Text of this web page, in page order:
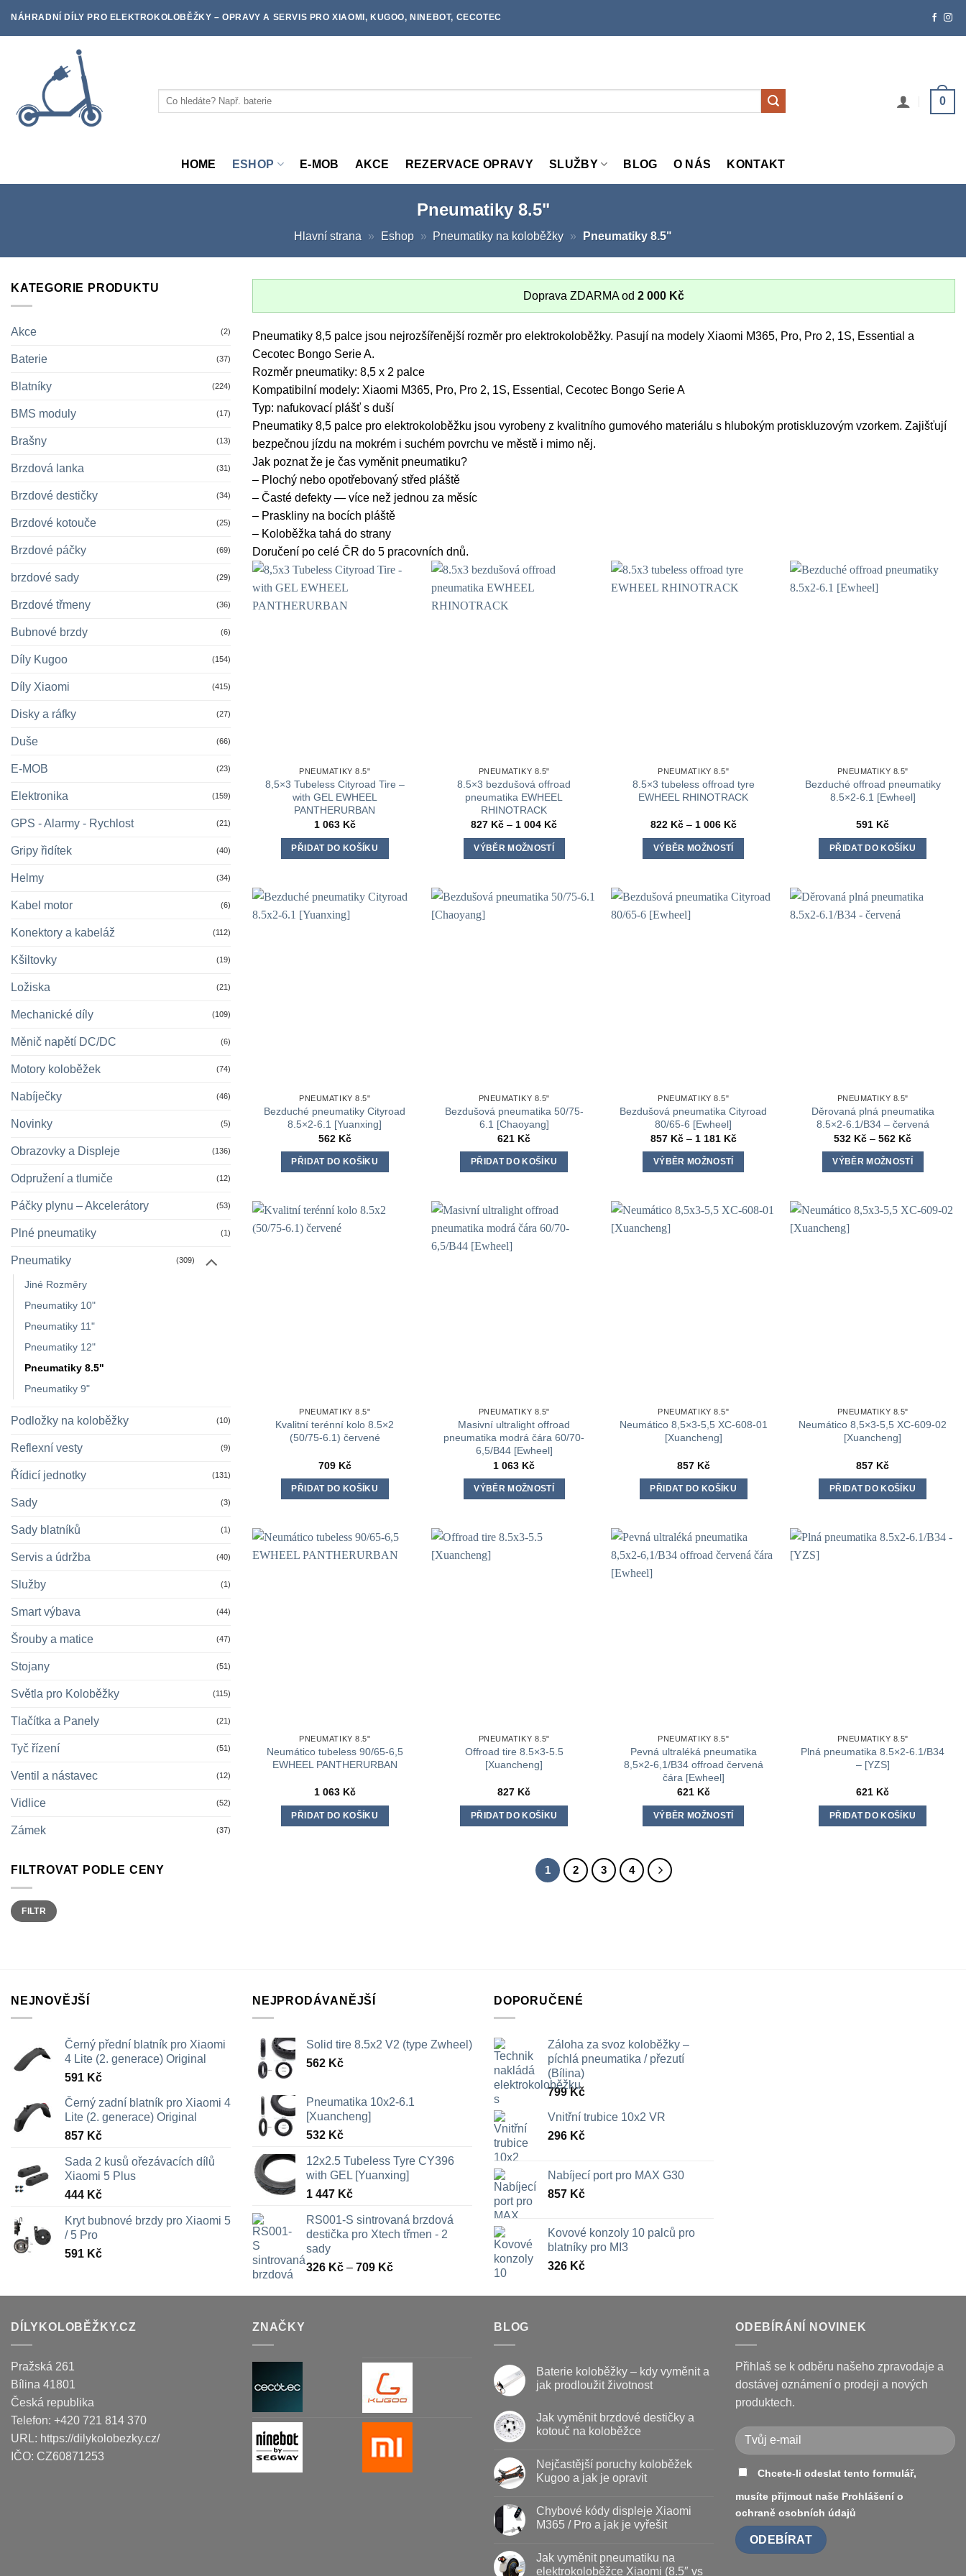
NÁHRADNÍ DÍLY PRO ELEKTROKOLOBĚŽKY – OPRAVY A SERVIS PRO XIAOMI, KUGOO, NINEBOT, CECOTEC
Hledat: 0
HOME ESHOP E-MOB AKCE REZERVACE OPRAVY SLUŽBY BLOG O NÁS KONTAKT
Pneumatiky 8.5"
Hlavní strana » Eshop » Pneumatiky na koloběžky » Pneumatiky 8.5"
KATEGORIE PRODUKTU
Akce (2)
Baterie (37)
Blatníky (224)
BMS moduly (17)
Brašny (13)
Brzdová lanka (31)
Brzdové destičky (34)
Brzdové kotouče (25)
Brzdové páčky (69)
brzdové sady (29)
Brzdové třmeny (36)
Bubnové brzdy (6)
Díly Kugoo (154)
Díly Xiaomi (415)
Disky a ráfky (27)
Duše (66)
E-MOB (23)
Elektronika (159)
GPS - Alarmy - Rychlost (21)
Gripy řidítek (40)
Helmy (34)
Kabel motor (6)
Konektory a kabeláž (112)
Kšiltovky (19)
Ložiska (21)
Mechanické díly (109)
Měnič napětí DC/DC (6)
Motory koloběžek (74)
Nabíječky (46)
Novinky (5)
Obrazovky a Displeje (136)
Odpružení a tlumiče (12)
Páčky plynu – Akcelerátory (53)
Plné pneumatiky (1)
Pneumatiky (309)
Jiné Rozměry
Pneumatiky 10"
Pneumatiky 11"
Pneumatiky 12"
Pneumatiky 8.5"
Pneumatiky 9"
Podložky na koloběžky (10)
Reflexní vesty (9)
Řídicí jednotky (131)
Sady (3)
Sady blatníků (1)
Servis a údržba (40)
Služby (1)
Smart výbava (44)
Šrouby a matice (47)
Stojany (51)
Světla pro Koloběžky (115)
Tlačítka a Panely (21)
Tyč řízení (51)
Ventil a nástavec (12)
Vidlice (52)
Zámek (37)
FILTROVAT PODLE CENY
Minimální
cena
Maximální
cenaFILTR
Doprava ZDARMA od 2 000 Kč
Pneumatiky 8,5 palce jsou nejrozšířenější rozměr pro elektrokoloběžky. Pasují na modely Xiaomi M365, Pro, Pro 2, 1S, Essential a
Cecotec Bongo Serie A.
Rozměr pneumatiky: 8,5 x 2 palce
Kompatibilní modely: Xiaomi M365, Pro, Pro 2, 1S, Essential, Cecotec Bongo Serie A
Typ: nafukovací plášť s duší
Pneumatiky 8,5 palce pro elektrokoloběžku jsou vyrobeny z kvalitního gumového materiálu s hlubokým protiskluzovým vzorkem. Zajišťují
bezpečnou jízdu na mokrém i suchém povrchu ve městě i mimo něj.
Jak poznat že je čas vyměnit pneumatiku?
– Plochý nebo opotřebovaný střed pláště
– Časté defekty — více než jednou za měsíc
– Praskliny na bocích pláště
– Koloběžka tahá do strany
Doručení po celé ČR do 5 pracovních dnů.
PNEUMATIKY 8.5"
8,5×3 Tubeless Cityroad Tire –
with GEL EWHEEL
PANTHERURBAN
1 063 Kč
PŘIDAT DO KOŠÍKU
PNEUMATIKY 8.5"
8.5×3 bezdušová offroad
pneumatika EWHEEL
RHINOTRACK
827 Kč – 1 004 KčRozpětí
VÝBĚR MOŽNOSTÍ
má
PNEUMATIKY 8.5"
8.5×3 tubeless offroad tyre
EWHEEL RHINOTRACK
822 Kč – 1 006 KčRozpětí
VÝBĚR MOŽNOSTÍ
má
PNEUMATIKY 8.5"
Bezduché offroad pneumatiky
8.5×2-6.1 [Ewheel]
591 Kč
PŘIDAT DO KOŠÍKU
PNEUMATIKY 8.5"
Bezduché pneumatiky Cityroad
8.5×2-6.1 [Yuanxing]
562 Kč
PŘIDAT DO KOŠÍKU
PNEUMATIKY 8.5"
Bezdušová pneumatika 50/75-
6.1 [Chaoyang]
621 Kč
PŘIDAT DO KOŠÍKU
PNEUMATIKY 8.5"
Bezdušová pneumatika Cityroad
80/65-6 [Ewheel]
857 Kč – 1 181 KčRozpětí
VÝBĚR MOŽNOSTÍ
má
PNEUMATIKY 8.5"
Děrovaná plná pneumatika
8.5×2-6.1/B34 – červená
532 Kč – 562 KčRozpětí
532 Kč
až
VÝBĚR MOŽNOSTÍ
má
PNEUMATIKY 8.5"
Kvalitní terénní kolo 8.5×2
(50/75-6.1) červené
709 Kč
PŘIDAT DO KOŠÍKU
PNEUMATIKY 8.5"
Masivní ultralight offroad
pneumatika modrá čára 60/70-
6,5/B44 [Ewheel]
1 063 Kč
VÝBĚR MOŽNOSTÍ
má
PNEUMATIKY 8.5"
Neumático 8,5×3-5,5 XC-608-01
[Xuancheng]
857 Kč
PŘIDAT DO KOŠÍKU
PNEUMATIKY 8.5"
Neumático 8,5×3-5,5 XC-609-02
[Xuancheng]
857 Kč
PŘIDAT DO KOŠÍKU
PNEUMATIKY 8.5"
Neumático tubeless 90/65-6,5
EWHEEL PANTHERURBAN
1 063 Kč
PŘIDAT DO KOŠÍKU
PNEUMATIKY 8.5"
Offroad tire 8.5×3-5.5
[Xuancheng]
827 Kč
PŘIDAT DO KOŠÍKU
PNEUMATIKY 8.5"
Pevná ultraléká pneumatika
8,5×2-6,1/B34 offroad červená
čára [Ewheel]
621 Kč
VÝBĚR MOŽNOSTÍ
PNEUMATIKY 8.5"
Plná pneumatika 8.5×2-6.1/B34
– [YZS]
621 Kč
PŘIDAT DO KOŠÍKU
1 2 3 4
NEJNOVĚJŠÍ
Černý přední blatník pro Xiaomi
4 Lite (2. generace) Original
591 Kč
Černý zadní blatník pro Xiaomi 4
Lite (2. generace) Original
857 Kč
Sada 2 kusů ořezávacích dílů
Xiaomi 5 Plus
444 Kč
Kryt bubnové brzdy pro Xiaomi 5
/ 5 Pro
591 Kč
NEJPRODÁVANĚJŠÍ
Solid tire 8.5x2 V2 (type Zwheel)
562 Kč
Pneumatika 10x2-6.1
[Xuancheng]
532 Kč
12x2.5 Tubeless Tyre CY396
with GEL [Yuanxing]
1 447 Kč
RS001-S sintrovaná brzdová
destička pro Xtech třmen - 2
sady
326 Kč – 709 KčRozpětí
326 Kč
DOPORUČENÉ
Záloha za svoz koloběžky –
píchlá pneumatika / přezutí
(Bílina)
799Kč
Vnitřní trubice 10x2 VR
296 Kč
Nabíjecí port pro MAX G30
857 Kč
Kovové konzoly 10 palců pro
blatníky pro MI3
326 Kč
DÍLYKOLOBĚŽKY.CZ
Pražská 261
Bílina 41801
Česká republika
Telefon: +420 721 814 370
URL: https://dilykolobezky.cz/
IČO: CZ60871253
ZNAČKY BLOG
Baterie koloběžky – kdy vyměnit a
jak prodloužit životnost
u
textu
s
koloběžky
–
kdy
jak
prodloužit
životnost
Jak vyměnit brzdové destičky a
kotouč na koloběžce
u
textu
s
vyměnit
brzdové
destičky
na
koloběžce
Nejčastější poruchy koloběžek
Kugoo a jak je opravit
u
textu
s
poruchy
koloběžek
Chybové kódy displeje Xiaomi
M365 / Pro a jak je vyřešit
textu
Jak vyměnit pneumatiku na
elektrokoloběžce Xiaomi (8.5″ vs
ODEBÍRÁNÍ NOVINEK
Přihlaš se k odběru našeho zpravodaje a
dostávej oznámení o prodeji a nových
produktech.
Chcete-li odeslat tento formulář,
musíte přijmout naše Prohlášení o
ochraně osobních údajů